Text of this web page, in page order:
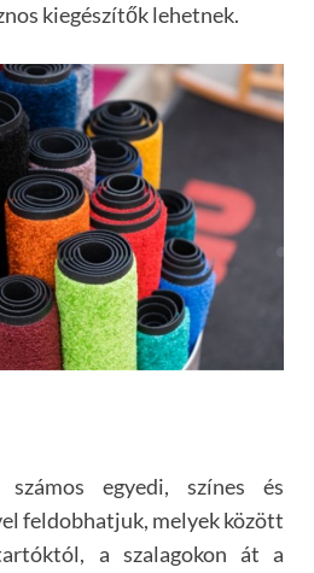
kiegészítők lehetnek.
egyedi, színes és
feldobhatjuk, melyek között
a szalagokon át a